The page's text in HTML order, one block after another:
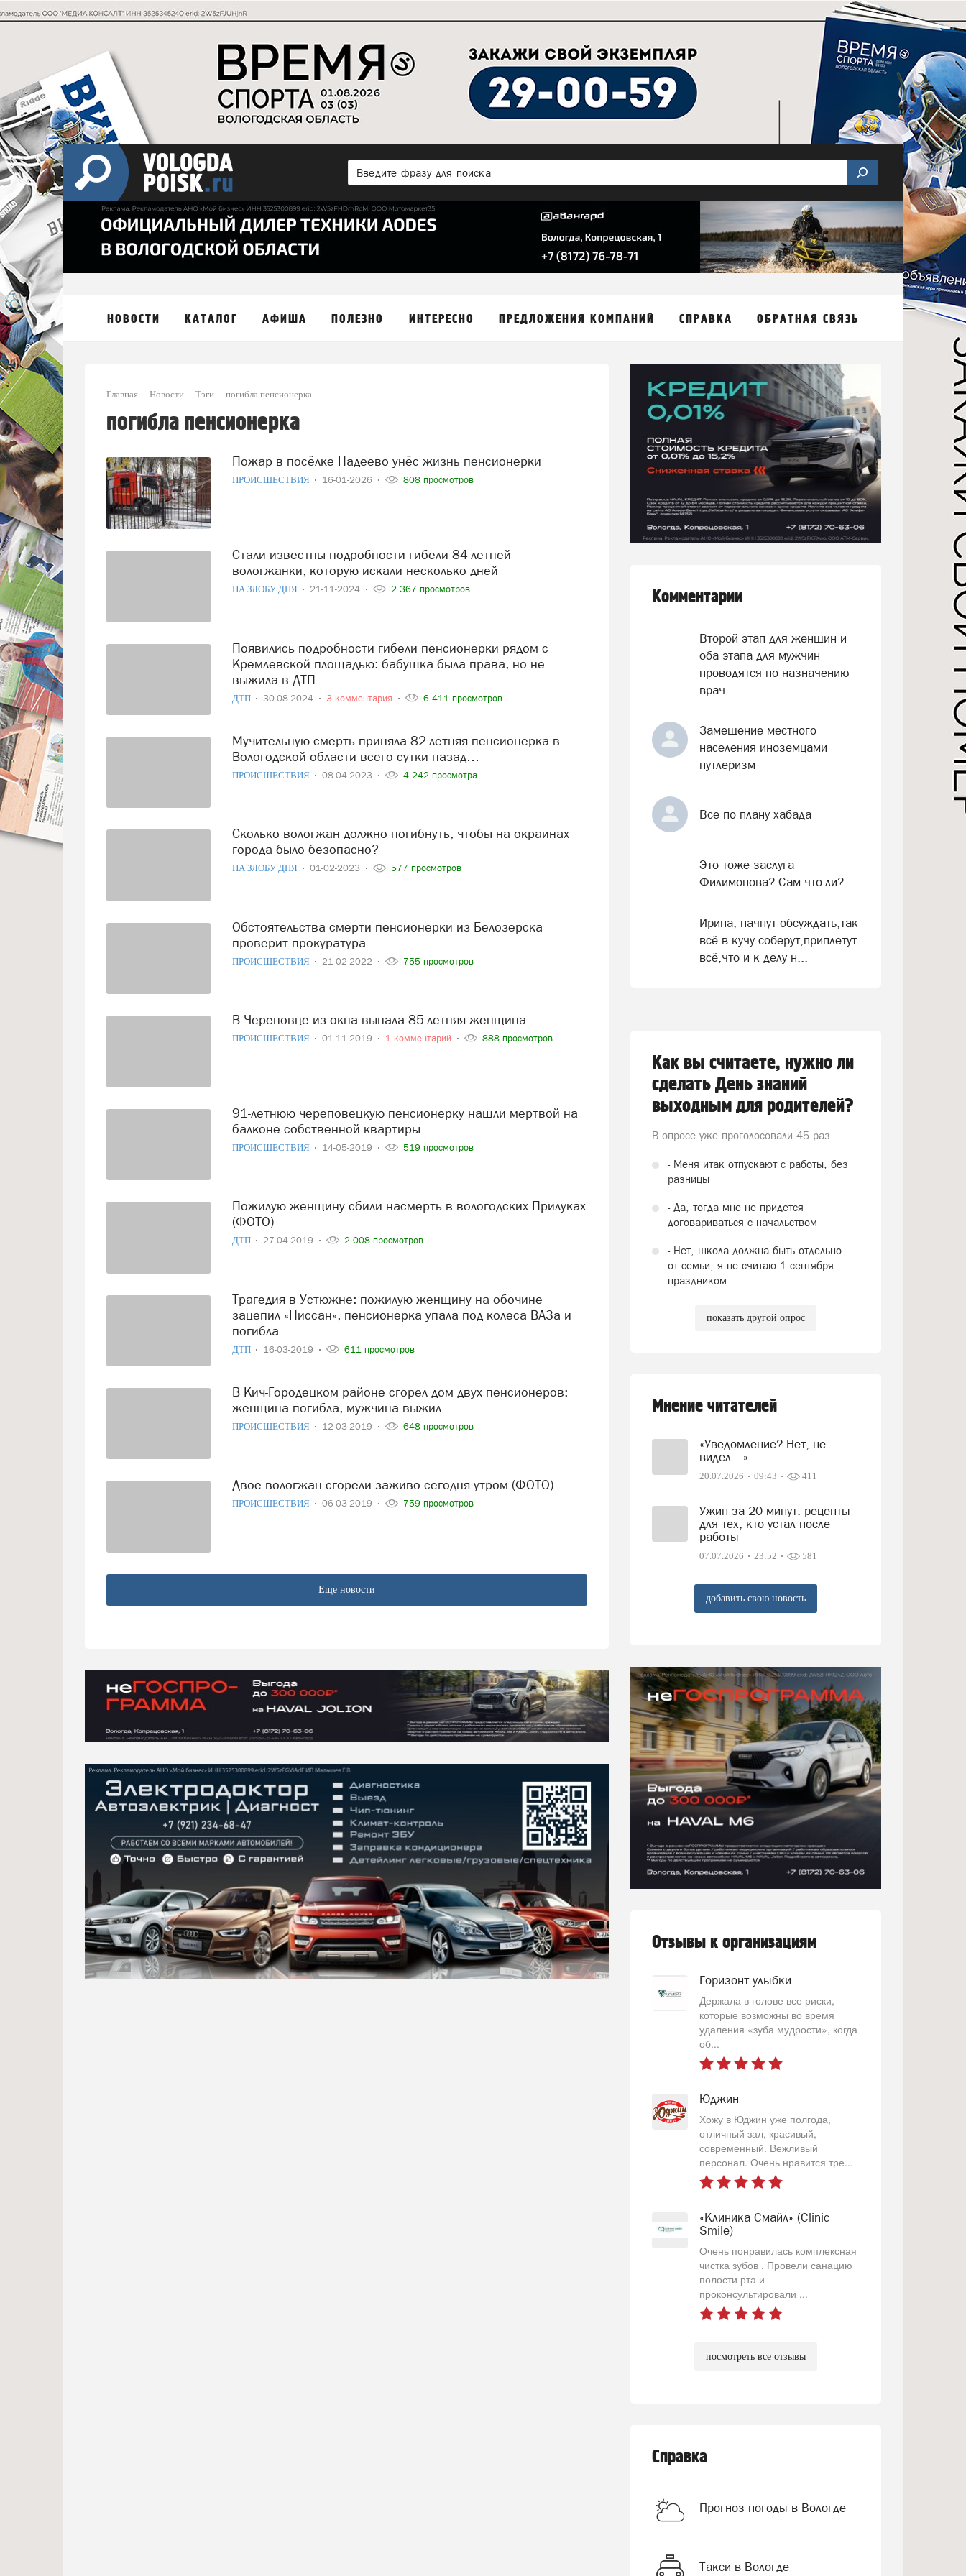
НОВОСТИ КАТАЛОГ АФИША ПОЛЕЗНО ИНТЕРЕСНО ПРЕДЛОЖЕНИЯ КОМПАНИЙ СПРАВКА ОБРАТНАЯ СВЯЗЬ
Главная Новости Тэги погибла пенсионерка
погибла пенсионерка
Пожар в посёлке Надеево унёс жизнь пенсионерки
ПРОИСШЕСТВИЯ 16-01-2026 808 просмотров
Стали известны подробности гибели 84-летней
вологжанки, которую искали несколько дней
НА ЗЛОБУ ДНЯ 21-11-2024 2 367 просмотров
Появились подробности гибели пенсионерки рядом с
Кремлевской площадью: бабушка была права, но не
выжила в ДТП
ДТП 30-08-2024 3 комментария 6 411 просмотров
Мучительную смерть приняла 82-летняя пенсионерка в
Вологодской области всего сутки назад…
ПРОИСШЕСТВИЯ 08-04-2023 4 242 просмотра
Сколько вологжан должно погибнуть, чтобы на окраинах
города было безопасно?
НА ЗЛОБУ ДНЯ 01-02-2023 577 просмотров
Обстоятельства смерти пенсионерки из Белозерска
проверит прокуратура
ПРОИСШЕСТВИЯ 21-02-2022 755 просмотров
В Череповце из окна выпала 85-летняя женщина
ПРОИСШЕСТВИЯ 01-11-2019 1 комментарий 888 просмотров
91-летнюю череповецкую пенсионерку нашли мертвой на
балконе собственной квартиры
ПРОИСШЕСТВИЯ 14-05-2019 519 просмотров
Пожилую женщину сбили насмерть в вологодских Прилуках
(ФОТО)
ДТП 27-04-2019 2 008 просмотров
Трагедия в Устюжне: пожилую женщину на обочине
зацепил «Ниссан», пенсионерка упала под колеса ВАЗа и
погибла
ДТП 16-03-2019 611 просмотров
В Кич-Городецком районе сгорел дом двух пенсионеров:
женщина погибла, мужчина выжил
ПРОИСШЕСТВИЯ 12-03-2019 648 просмотров
Двое вологжан сгорели заживо сегодня утром (ФОТО)
ПРОИСШЕСТВИЯ 06-03-2019 759 просмотров
Еще новости
Комментарии
Второй этап для женщин и
оба этапа для мужчин
проводятся по назначению
врач...
Замещение местного
населения иноземцами
путлеризм
Все по плану хабада
Это тоже заслуга
Филимонова? Сам что-ли?
Ирина, начнут обсуждать,так
всё в кучу соберут,приплетут
всё,что и к делу н...
Как вы считаете, нужно ли
сделать День знаний
выходным для родителей?
В опросе уже проголосовали 45 раз
- Меня итак отпускают с работы, без
разницы
- Да, тогда мне не придется
договариваться с начальством
- Нет, школа должна быть отдельно
от семьи, я не считаю 1 сентября
праздником
показать другой опрос
Мнение читателей
«Уведомление? Нет, не
видел…»
20.07.2026 09:43 411
Ужин за 20 минут: рецепты
для тех, кто устал после
работы
07.07.2026 23:52 581
добавить свою новость
Отзывы к организациям
Горизонт улыбки
Держала в голове все риски,
которые возможны во время
удаления «зуба мудрости», когда
об...
Юджин
Хожу в Юджин уже полгода,
отличный зал, красивый,
современный. Вежливый
персонал. Очень нравится тре...
«Клиника Смайл» (Clinic
Smile)
Очень понравилась комплексная
чистка зубов . Провели санацию
полости рта и
проконсультировали ...
посмотреть все отзывы
Справка
Прогноз погоды в Вологде
Такси в Вологде